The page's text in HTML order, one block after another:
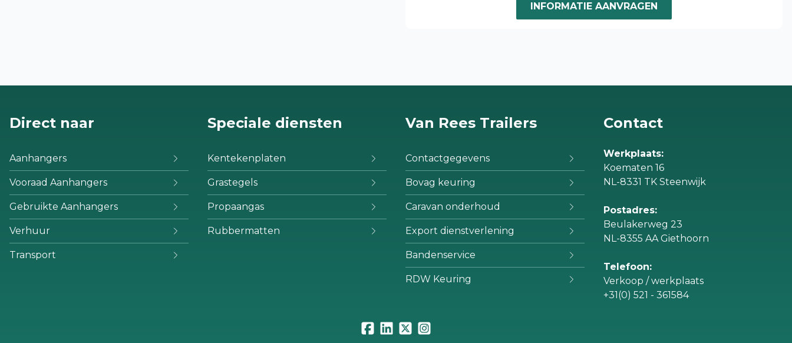
INFORMATIE AANVRAGEN
Direct naar
Aanhangers
Vooraad Aanhangers
Gebruikte Aanhangers
Verhuur
Transport
Speciale diensten
Kentekenplaten
Grastegels
Propaangas
Rubbermatten
Van Rees Trailers
Contactgegevens
Bovag keuring
Caravan onderhoud
Export dienstverlening
Bandenservice
RDW Keuring
Contact
Werkplaats:
Koematen 16
NL-8331 TK Steenwijk
Postadres:
Beulakerweg 23
NL-8355 AA Giethoorn
Telefoon:
Verkoop / werkplaats
+31(0) 521 - 361584